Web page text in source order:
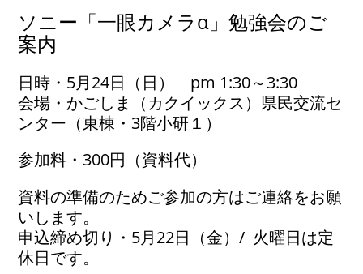
ソニー「一眼カメラα」勉強会のご
案内
日時・5月24日（日） pm 1:30～3:30
会場・かごしま（カクイックス）県民交流セ
ンター（東棟・3階小研１）
参加料・300円（資料代）
資料の準備のためご参加の方はご連絡をお願
いします。
申込締め切り・5月22日（金）/ 火曜日は定
休日です。